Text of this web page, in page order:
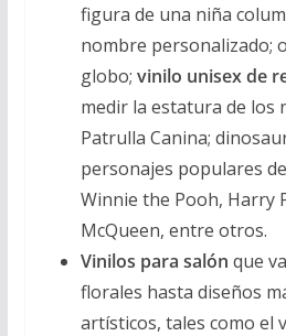
figura de una niña
nombre personalizado;
globo; vinilo unisex de
medir la estatura de los
Patrulla Canina;
personajes populares
Winnie the Pooh, Harry
McQueen, entre otros.
Vinilos para salón que
florales hasta diseños
artísticos, tales como el